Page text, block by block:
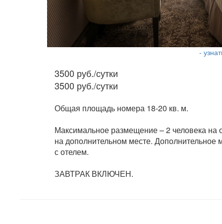
-
3500 руб./сутки
3500 руб./сутки
Общая площадь номера 18-20 кв. м.
Максимальное размещение – 2 человека на
на дополнительном месте. Дополнительное
с отелем.
ЗАВТРАК ВКЛЮЧЕН.